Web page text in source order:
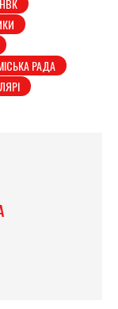
НВК
РАДА